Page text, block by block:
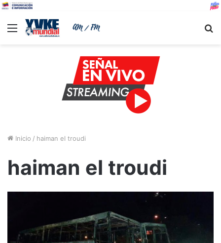
Menu
Inicio / haiman el troudi
haiman el troudi